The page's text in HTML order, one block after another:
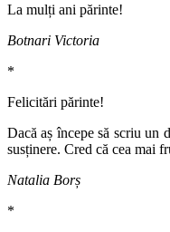
La mulți ani părinte!
Botnari Victoria
*
Felicitări părinte!
Dacă aș începe să scriu un
susținere. Cred că cea mai
Natalia Borș
*